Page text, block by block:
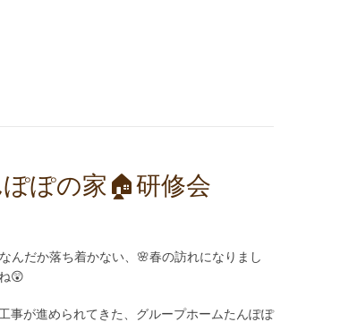
ぽの家🏠研修会
んだか落ち着かない、🌸春の訪れになりまし
😲
事が進められてきた、グループホームたんぽぽ